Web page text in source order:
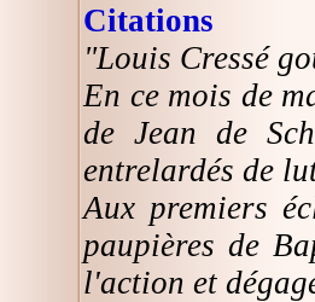
Citations
"Louis Cressé
En ce mois de
de Jean de
entrelardés de
Aux premiers
paupières de
l'action et